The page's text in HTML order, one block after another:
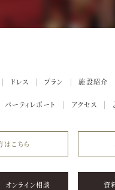
ドレス プラン 施設紹介
パーティレポート アクセス
はこちら
オンライン相談 資